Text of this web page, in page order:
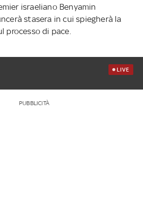
israeliano Benyamin
stasera in cui spiegherà la
processo di pace.
LIVE
PUBBLICITÀ